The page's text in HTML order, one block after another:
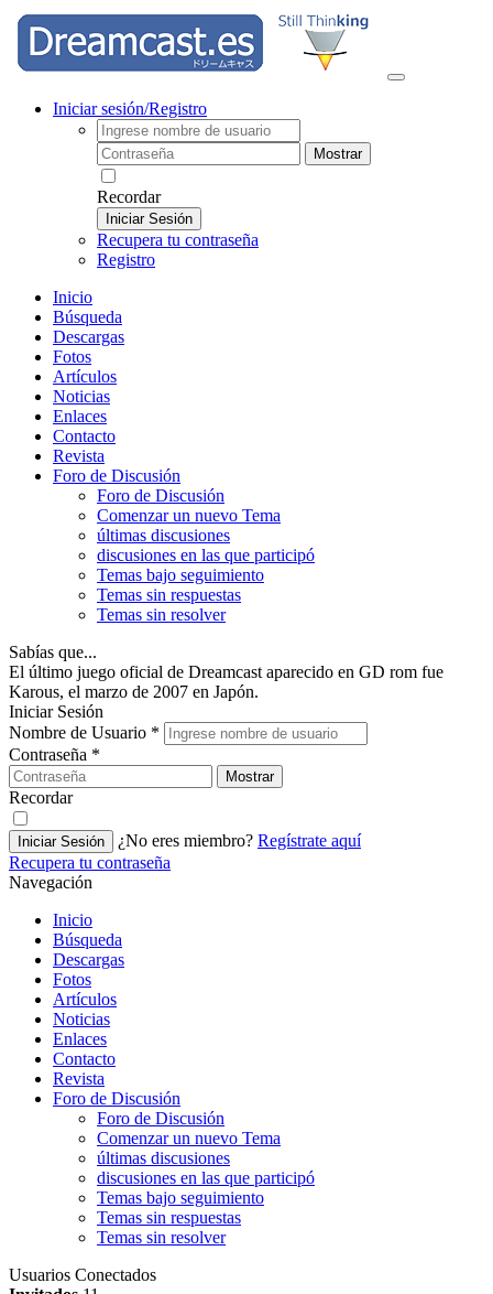
Iniciar sesión/Registro
Mostrar
Recordar
Iniciar Sesión
Recupera tu contraseña
Registro
Inicio
Búsqueda
Descargas
Fotos
Artículos
Noticias
Enlaces
Contacto
Revista
Foro de Discusión
Foro de Discusión
Comenzar un nuevo Tema
últimas discusiones
discusiones en las que participó
Temas bajo seguimiento
Temas sin respuestas
Temas sin resolver
Sabías que...
El último juego oficial de Dreamcast aparecido en GD rom fue
Karous, el marzo de 2007 en Japón.
Iniciar Sesión
Nombre de Usuario *
Contraseña *
Mostrar
Recordar
Iniciar Sesión ¿No eres miembro? Regístrate aquí
Recupera tu contraseña
Navegación
Inicio
Búsqueda
Descargas
Fotos
Artículos
Noticias
Enlaces
Contacto
Revista
Foro de Discusión
Foro de Discusión
Comenzar un nuevo Tema
últimas discusiones
discusiones en las que participó
Temas bajo seguimiento
Temas sin respuestas
Temas sin resolver
Usuarios Conectados